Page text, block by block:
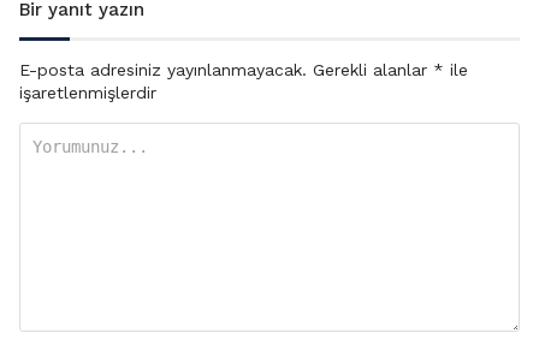
Bir yanıt yazın
E-posta adresiniz yayınlanmayacak. Gerekli alanlar * ile
işaretlenmişlerdir